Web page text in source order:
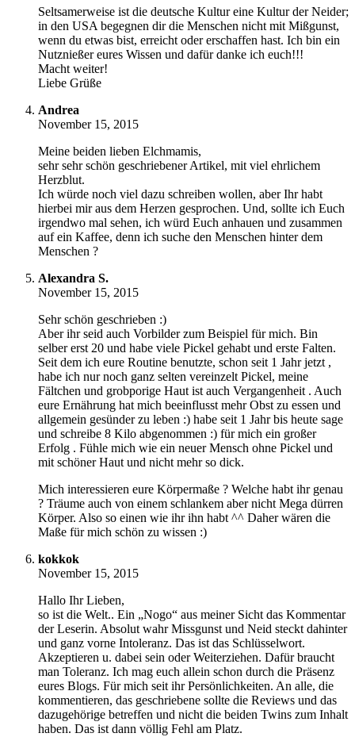
Seltsamerweise ist die deutsche Kultur eine Kultur der Neider;
in den USA begegnen dir die Menschen nicht mit Mißgunst,
wenn du etwas bist, erreicht oder erschaffen hast. Ich bin ein
Nutznießer eures Wissen und dafür danke ich euch!!!
Macht weiter!
Liebe Grüße
Andrea
November 15, 2015
Meine beiden lieben Elchmamis,
sehr sehr schön geschriebener Artikel, mit viel ehrlichem
Herzblut.
Ich würde noch viel dazu schreiben wollen, aber Ihr habt
hierbei mir aus dem Herzen gesprochen. Und, sollte ich Euch
irgendwo mal sehen, ich würd Euch anhauen und zusammen
auf ein Kaffee, denn ich suche den Menschen hinter dem
Menschen ?
Alexandra S.
November 15, 2015
Sehr schön geschrieben :)
Aber ihr seid auch Vorbilder zum Beispiel für mich. Bin
selber erst 20 und habe viele Pickel gehabt und erste Falten.
Seit dem ich eure Routine benutzte, schon seit 1 Jahr jetzt ,
habe ich nur noch ganz selten vereinzelt Pickel, meine
Fältchen und grobporige Haut ist auch Vergangenheit . Auch
eure Ernährung hat mich beeinflusst mehr Obst zu essen und
allgemein gesünder zu leben :) habe seit 1 Jahr bis heute sage
und schreibe 8 Kilo abgenommen :) für mich ein großer
Erfolg . Fühle mich wie ein neuer Mensch ohne Pickel und
mit schöner Haut und nicht mehr so dick.
Mich interessieren eure Körpermaße ? Welche habt ihr genau
? Träume auch von einem schlankem aber nicht Mega dürren
Körper. Also so einen wie ihr ihn habt ^^ Daher wären die
Maße für mich schön zu wissen :)
kokkok
November 15, 2015
Hallo Ihr Lieben,
so ist die Welt.. Ein „Nogo“ aus meiner Sicht das Kommentar
der Leserin. Absolut wahr Missgunst und Neid steckt dahinter
und ganz vorne Intoleranz. Das ist das Schlüsselwort.
Akzeptieren u. dabei sein oder Weiterziehen. Dafür braucht
man Toleranz. Ich mag euch allein schon durch die Präsenz
eures Blogs. Für mich seit ihr Persönlichkeiten. An alle, die
kommentieren, das geschriebene sollte die Reviews und das
dazugehörige betreffen und nicht die beiden Twins zum Inhalt
haben. Das ist dann völlig Fehl am Platz.